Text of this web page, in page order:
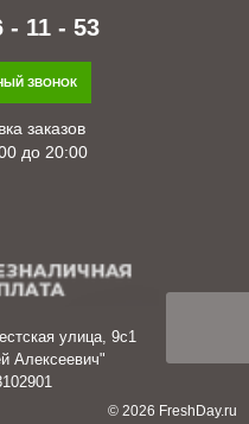
- 11 - 53
ЗВОНОК
заказов
до 20:00
улица, 9с1
Алексеевич"
© 2026 FreshDay.ru